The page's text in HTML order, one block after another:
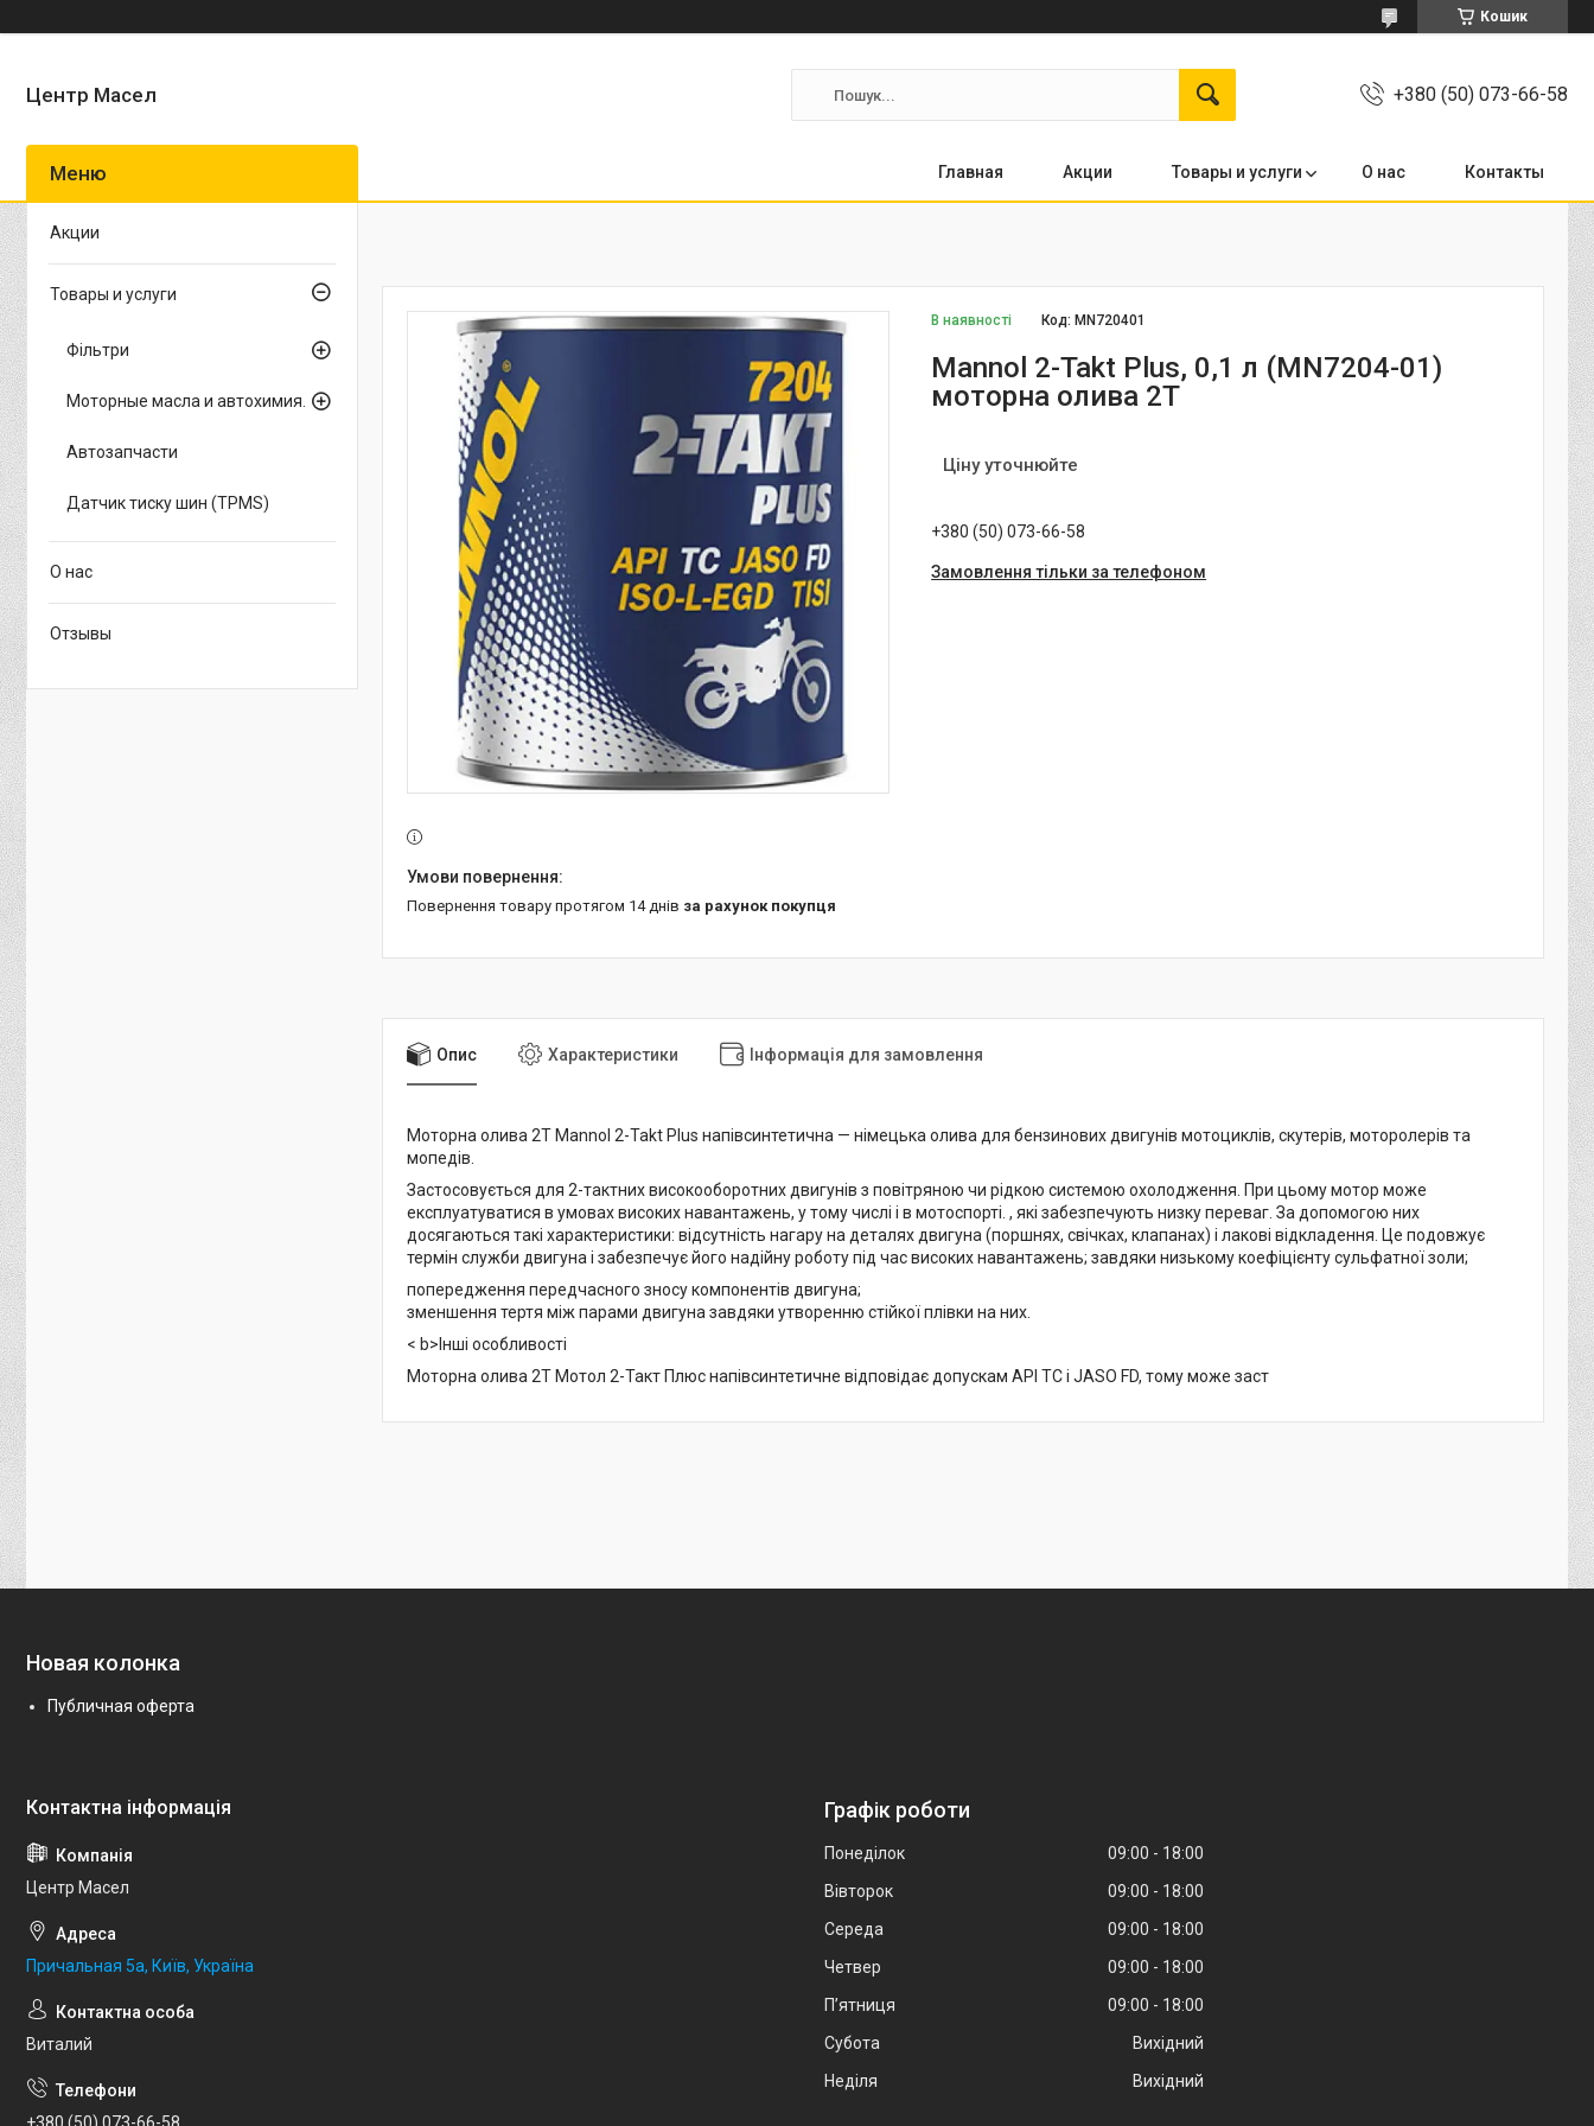
Кошик
Центр Масел +380 (50) 073-66-58
Главная Акции Товары и услуги О нас Контакты
В наявності Код: MN720401
Mannol 2-Takt Plus, 0,1 л (MN7204-01)
моторна олива 2T
Ціну уточнюйте
+380 (50) 073-66-58
Замовлення тільки за телефоном
повернення товару протягом 14 днів за рахунок покупця
Опис Характеристики Інформація для замовлення
Моторна олива 2T Mannol 2-Takt Plus напівсинтетична — німецька олива для бензинових двигунів мотоциклів, скутерів, моторолерів та
мопедів.
Застосовується для 2-тактних високооборотних двигунів з повітряною чи рідкою системою охолодження. При цьому мотор може
експлуатуватися в умовах високих навантажень, у тому числі і в мотоспорті. , які забезпечують низку переваг. За допомогою них
досягаються такі характеристики: відсутність нагару на деталях двигуна (поршнях, свічках, клапанах) і лакові відкладення. Це подовжує
термін служби двигуна і забезпечує його надійну роботу під час високих навантажень; завдяки низькому коефіцієнту сульфатної золи;
попередження передчасного зносу компонентів двигуна;
зменшення тертя між парами двигуна завдяки утворенню стійкої плівки на них.
< b>Інші особливості
Моторна олива 2Т Мотол 2-Такт Плюс напівсинтетичне відповідає допускам API TC і JASO FD, тому може заст
Акции
Товары и услуги
Фільтри
Моторные масла и автохимия.
Автозапчасти
Датчик тиску шин (TPMS)
О нас
Отзывы
Новая колонка
Публичная оферта
Центр Масел
Причальная 5а, Київ, Україна
Виталий
Графік роботи
Понеділок 09:00
18:00
Вівторок
09:00
18:00
Середа
09:00
18:00
Четвер
09:00
18:00
Пʼятниця
09:00
18:00
Субота
Вихідний
Неділя
Вихідний